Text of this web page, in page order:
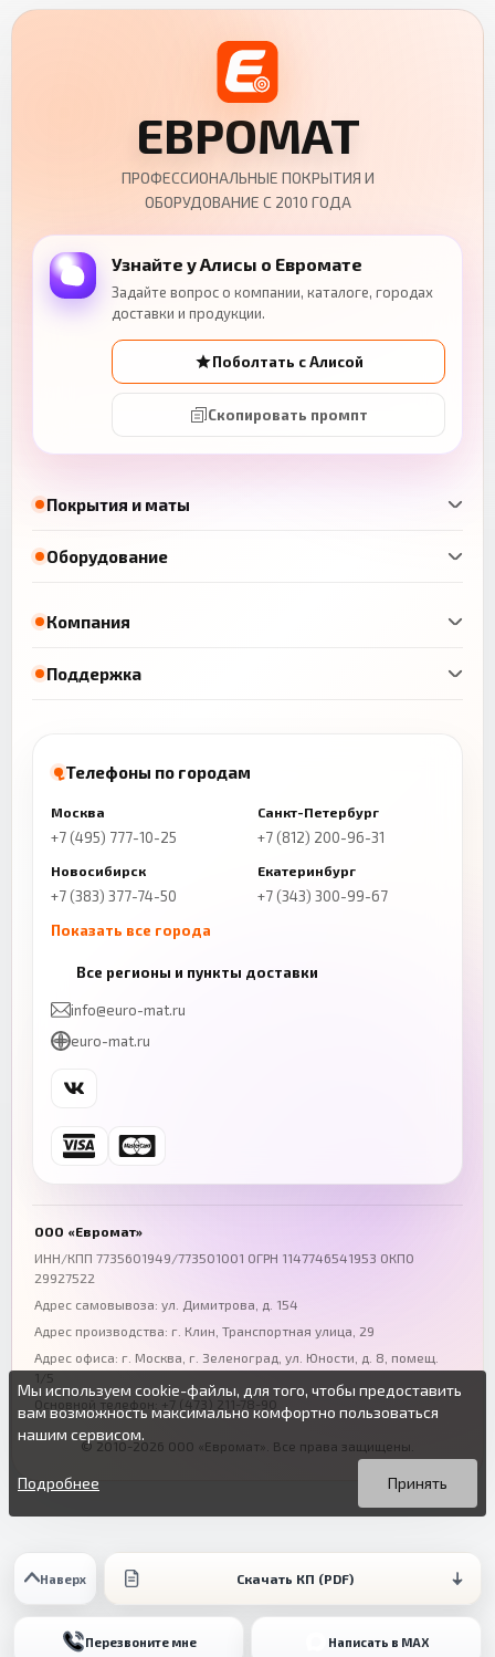
Наверх Скачать КП (PDF)
Перезвоните мне Написать в MAX
Покрытия и маты
Оборудование
ЕВРОМАТ
ПРОФЕССИОНАЛЬНЫЕ ПОКРЫТИЯ И
ОБОРУДОВАНИЕ С 2010 ГОДА
Узнайте у Алисы о Евромате
Задайте вопрос о компании, каталоге, городах
доставки и продукции.
Поболтать с Алисой
Скопировать промпт
Компания
Поддержка
Телефоны по городам
Москва
+7 (495) 777-10-25
Санкт-Петербург
+7 (812) 200-96-31
Новосибирск
+7 (383) 377-74-50
Екатеринбург
+7 (343) 300-99-67
Показать все города
+7 (843) 206-01-30
Челябинск
+7 (343) 300-99-67
Ростов-на-Дону
+7 (863) 333-50-75
Волгоград
+7 (844) 261-36-12
Омск
Все регионы и пункты доставки
info@euro-mat.ru
euro-mat.ru
ООО «Евромат»
ИНН/КПП 7735601949/773501001 ОГРН 1147746541953 ОКПО
29927522
Адрес самовывоза: ул. Димитрова, д. 154
Адрес производства: г. Клин, Транспортная улица, 29
Адрес офиса: г. Москва, г. Зеленоград ул. Юности, д. 8, помещ.
1/5
Основной телефон:
+7 (473) 211-78-90
© 2010-2026 ООО «Евромат». Все права защищены.
Мы используем cookie-файлы, для того, чтобы предоставить
вам возможность максимально комфортно пользоваться
нашим сервисом.
Вы можете подробнее прочитать о cookie-файлах в открытых
источниках или изменить настройки своего браузера.
Продолжая пользоваться данным сайтом без изменения
настроек вы даете согласие на использование ваших cookie-
Принять
Подробнее